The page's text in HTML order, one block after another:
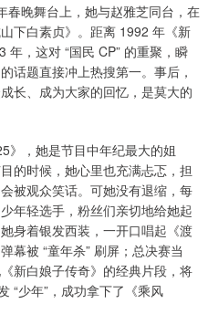
春晚舞台上，她与赵雅芝同台，在
下白素贞》。距离 1992 年《新
年，这对 “国民 CP” 的重聚，瞬
话题直接冲上热搜第一。事后，
长、成为大家的回忆，是莫大的
》，她是节目中年纪最大的姐
的时候，她心里也充满忐忑，担
被观众笑话。可她没有退缩，每
年轻选手，粉丝们亲切地给她起
身着银发西装，一开口唱起《渡
幕被 “童年杀” 刷屏；总决赛当
新白娘子传奇》的经典片段，将
“少年”，成功拿下了《乘风